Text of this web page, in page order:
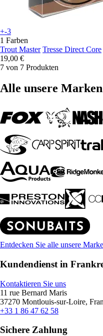
+-3
1 Farben
Trout Master Tresse Direct Core
19,00 €
7 von 7 Produkten
Alle unsere Marken
Entdecken Sie alle unsere
Kundendienst in
Kontaktieren Sie uns
11 rue Bernard Maris
37270 Montlouis-sur-Loire,
+33 1 86 47 62 58
Sichere Zahlung